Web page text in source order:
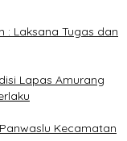
: Laksana Tugas dan
Lapas Amurang
Kecamatan